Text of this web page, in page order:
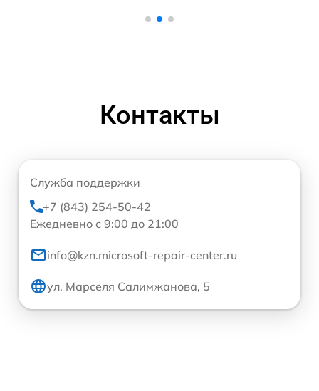
Контакты
Служба поддержки
+7 (843) 254-50-42
Ежедневно с 9:00 до 21:00
info@kzn.microsoft-repair-center.ru
ул. Марселя Салимжанова, 5